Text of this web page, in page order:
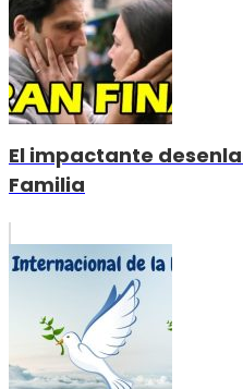
El impactante
Familia